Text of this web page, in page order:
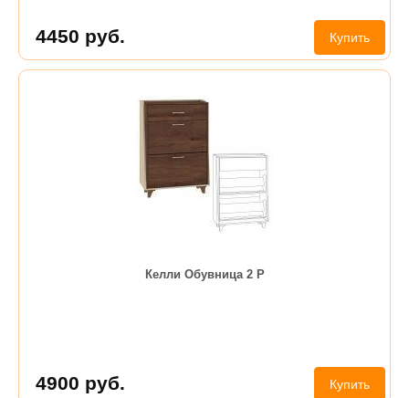
4450 руб. Купить
Келли Обувница 2 Р
4900 руб. Купить